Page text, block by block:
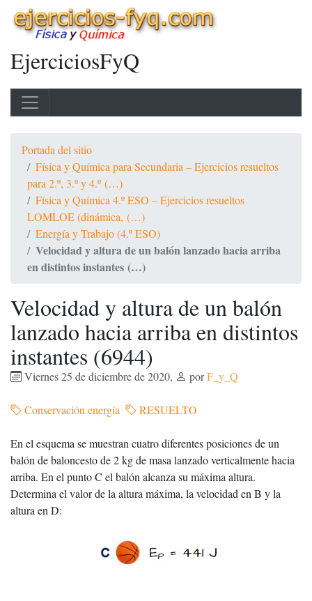
EjerciciosFyQ
Portada del sitio
Física y Química para Secundaria – Ejercicios resueltos
para 2.º, 3.º y 4.º (…)
Física y Química 4.º ESO – Ejercicios resueltos
LOMLOE (dinámica, (…)
Energía y Trabajo (4.º ESO)
Velocidad y altura de un balón lanzado hacia arriba
en distintos instantes (…)
Velocidad y altura de un balón
lanzado hacia arriba en distintos
instantes (6944)
Viernes 25 de diciembre de 2020, porF_y_Q
Conservación energía RESUELTO
En el esquema se muestran cuatro diferentes posiciones de un
balón de baloncesto de 2 kg de masa lanzado verticalmente hacia
arriba. En el punto C el balón alcanza su máxima altura.
Determina el valor de la altura máxima, la velocidad en B y la
altura en D: